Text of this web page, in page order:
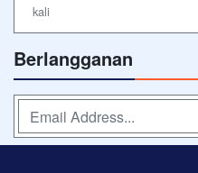
kali
Berlangganan